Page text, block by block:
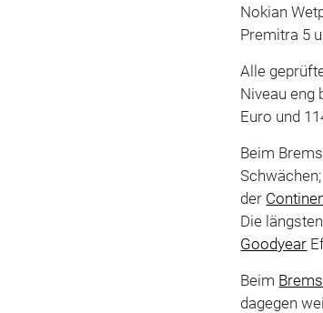
Nokian
Premitra 5
Alle
Niveau eng
Euro und
Beim
der
Die
Goodyear
Beim
dagegen